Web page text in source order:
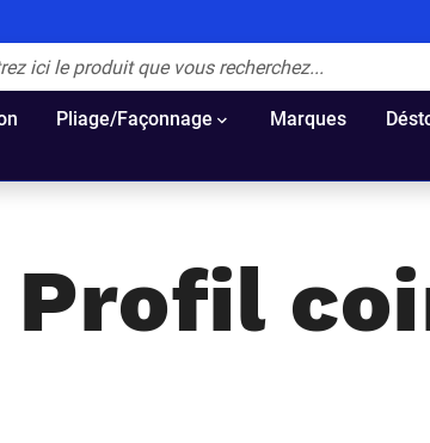
Pliage/Façonnage Marques
Profil